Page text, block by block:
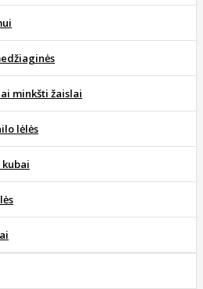
minkšti žaislai
lėlės
kubai